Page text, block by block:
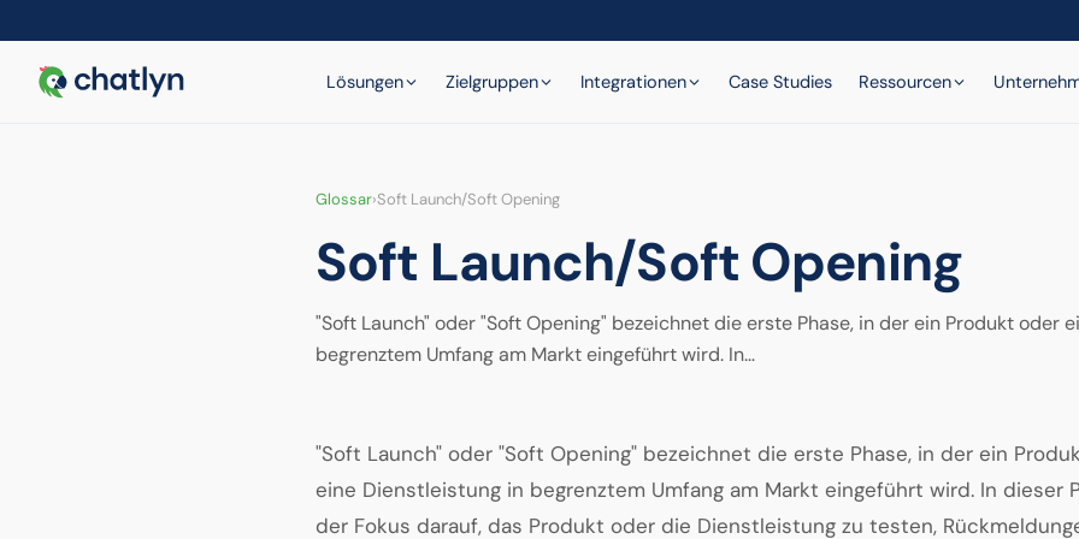
Lösungen Zielgruppen Integrationen Case Studies Ressourcen
Glossar›Soft Launch/Soft Opening
Soft Launch/Soft Opening
"Soft Launch" oder "Soft Opening" bezeichnet die erste Phase, in der ein Produkt oder
begrenztem Umfang am Markt eingeführt wird. In…
"Soft Launch" oder "Soft Opening" bezeichnet die erste Phase, in der ein
eine Dienstleistung in begrenztem Umfang am Markt eingeführt wird. In dieser
der Fokus darauf, das Produkt oder die Dienstleistung zu testen,